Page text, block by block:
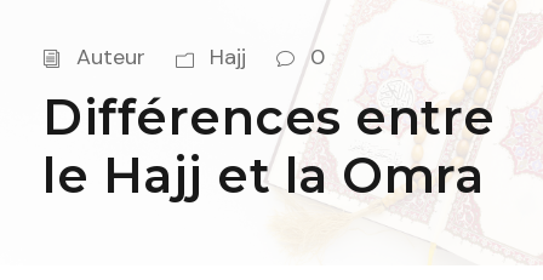
Auteur Hajj 0
Différences entre
le Hajj et la Omra